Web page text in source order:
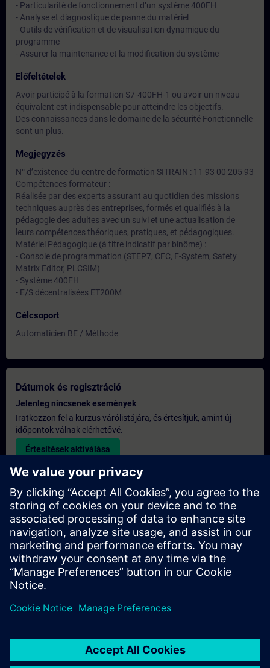
- Particularité de fonctionnement d’un système 400FH
- Analyse et diagnostique de panne du matériel
- Outils de vérification et de visualisation dynamique du
programme
- Assurer la maintenance et la modification du système
Előfeltételek
Avoir participé à la formation S7-400FH-1 ou avoir un niveau
équivalent est indispensable pour atteindre les objectifs.
Des connaissances dans le domaine de la sécurité Fonctionnelle
sont un plus.
Megjegyzés
N° d’existence du centre de formation SITRAIN : 11 93 00 205 93
Compétences formateur :
Réalisée par des experts assurant au quotidien des missions
techniques auprès des entreprises, formés et qualifiés à la
pédagogie des adultes avec un suivi et une actualisation de
leurs compétences théoriques, pratiques, et pédagogiques.
Matériel Pédagogique (à titre indicatif par binôme) :
- Console de programmation (STEP7, CFC, F-System, Safety
Matrix Editor, PLCSIM)
- Système 400FH
- E/S décentralisées ET200M
Célcsoport
Automaticien BE / Méthode
Dátumok és regisztráció
Jelenleg nincsenek események
Iratkozzon fel a kurzus várólistájára, és értesítjük, amint új
időpontok válnak elérhetővé.
Értesítések aktiválása
Egyedi árajánlat
Ha szüksége van a képzésre vonatkozó általános listaáras
árajánlatra – például a beszerzési osztály számára –, kérjük,
kattintson az alábbi linkre. Először meg kell adnia néhány
személyes adatot, majd ezt követően e-mailben elküldjük Önnek
az árajánlatot.
Árajánlat készítése